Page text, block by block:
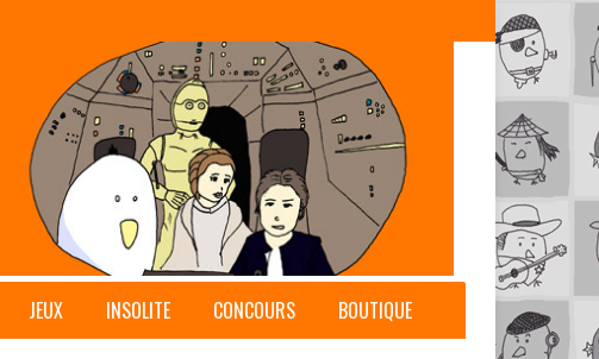
JEUX INSOLITE CONCOURS BOUTIQUE